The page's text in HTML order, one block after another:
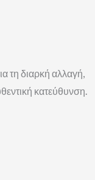
τη διαρκή αλλαγή,
κατεύθυνση.